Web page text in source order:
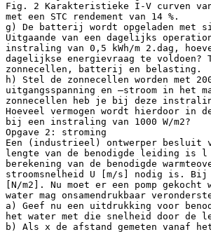
Fig. 2 Karakteristieke I-V curven
met een STC rendement van 14 %.
g) De batterij wordt opgeladen met
Uitgaande van een dagelijks
instraling van 0,5 kWh/m 2.dag,
dagelijkse energievraag te voldoen?
zonnecellen, batterij en belasting.
h) Stel de zonnecellen worden met
uitgangsspanning en –stroom in het
zonnecellen heb je bij deze
Hoeveel vermogen wordt hierdoor
bij een instraling van 1000 W/m2?
Opgave 2: stroming
Een (industrieel) ontwerper besluit
lengte van de benodigde leiding is
berekening van de benodigde
stroomsnelheid U [m/s] nodig is. Bij
[N/m2]. Nu moet er een pomp
water mag onsamendrukbaar
a) Geef nu een uitdrukking voor
het water met die snelheid door de
b) Als x de afstand gemeten vanaf